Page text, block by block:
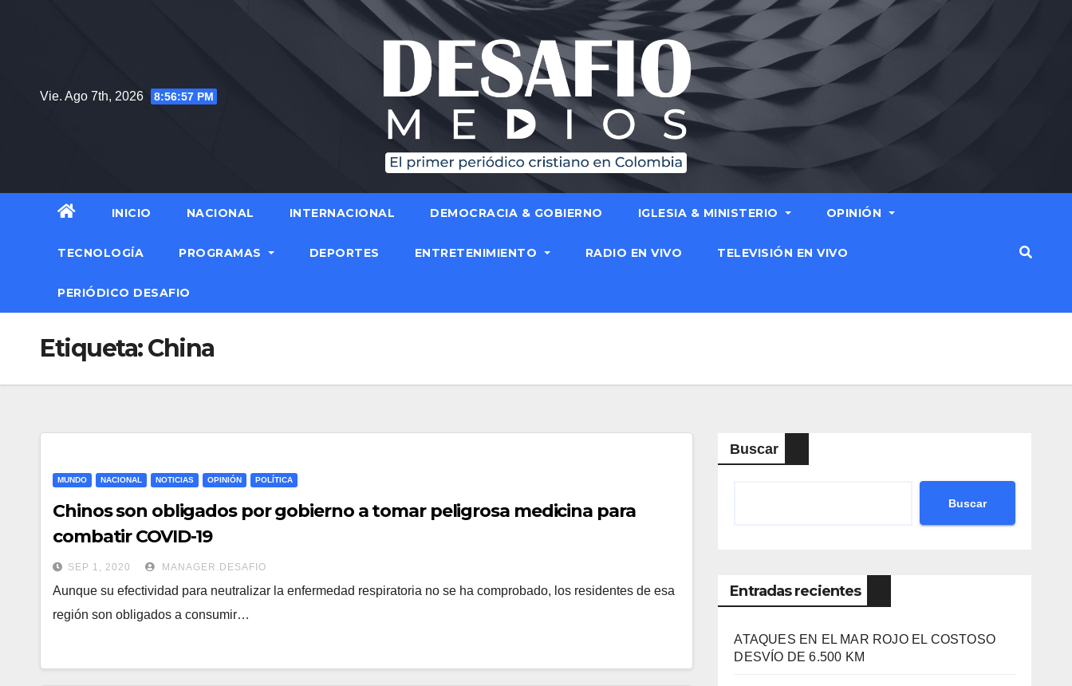
Vie. Ago 7th, 2026 8:56:58 PM
INICIO NACIONAL INTERNACIONAL DEMOCRACIA & GOBIERNO IGLESIA & MINISTERIO OPINIÓN
TECNOLOGÍA PROGRAMAS DEPORTES ENTRETENIMIENTO RADIO EN VIVO TELEVISIÓN EN VIVO
PERIÓDICO DESAFIO
Etiqueta:China
MUNDO NACIONAL NOTICIAS OPINIÓN POLÍTICA
Chinos son obligados por gobierno a tomar peligrosa medicina para
combatir COVID-19
SEP 1, 2020 MANAGER.DESAFIO
Aunque su efectividad para neutralizar la enfermedad respiratoria no se ha comprobado, los residentes de esa
región son obligados a consumir…
Buscar
Buscar
Entradas recientes
ATAQUES EN EL MAR ROJO EL COSTOSO
DESVÍO DE 6.500 KM